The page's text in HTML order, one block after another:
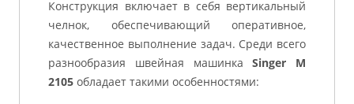
Конструкция включает в себя вертикальный
челнок, обеспечивающий оперативное,
качественное выполнение задач. Среди всего
разнообразия швейная машинкаSinger M
2105 обладает такими особенностями: